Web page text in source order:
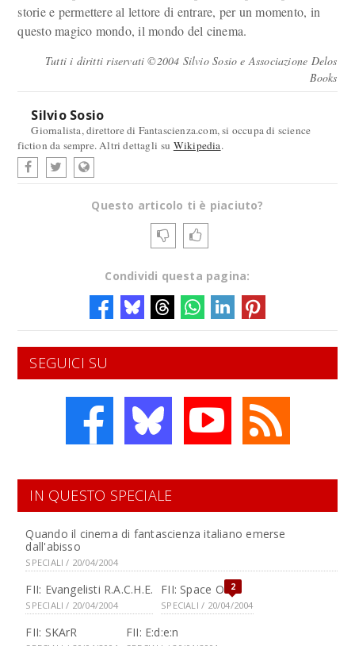
storie e permettere al lettore di entrare, per un momento, in
questo magico mondo, il mondo del cinema.
Tutti i diritti riservati ©2004 Silvio Sosio e Associazione Delos
Books
Silvio Sosio
Giornalista, direttore di Fantascienza.com, si occupa di science
fiction da sempre. Altri dettagli su Wikipedia.
Questo articolo ti è piaciuto?
Condividi questa pagina:
SEGUICI SU
IN QUESTO SPECIALE
Quando il cinema di fantascienza italiano emerse
dall'abisso
SPECIALI / 20/04/2004
FII: Evangelisti R.A.C.H.E.
SPECIALI / 20/04/2004
2
FII: Space Off
SPECIALI / 20/04/2004
FII: SKArR FII: E:d:e:n